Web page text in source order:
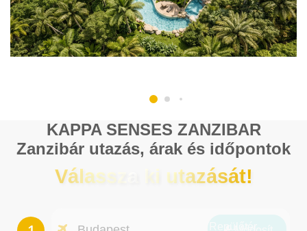
KAPPA SENSES ZANZIBAR
Zanzibár utazás, árak és időpontok
Válassza ki utazását!